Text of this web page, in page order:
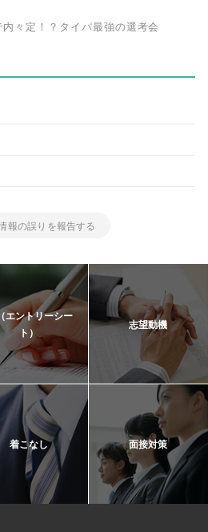
々定！？タイパ最強の選考会
報の誤りを報告する
エントリーシー
ト）
志望動機
着こなし 面接対策